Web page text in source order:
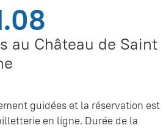
au Château de Saint
guidées et la réservation est
en ligne. Durée de la